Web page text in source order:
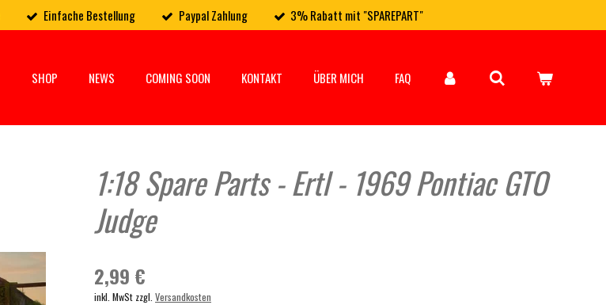
Einfache Bestellung Paypal Zahlung 3% Rabatt mit "SPAREPART"
SHOP NEWS COMING SOON KONTAKT ÜBER MICH FAQ
1:18 Spare Parts - Ertl - 1969 Pontiac GTO
Judge
2,99 €
inkl. MwSt zzgl. Versandkosten